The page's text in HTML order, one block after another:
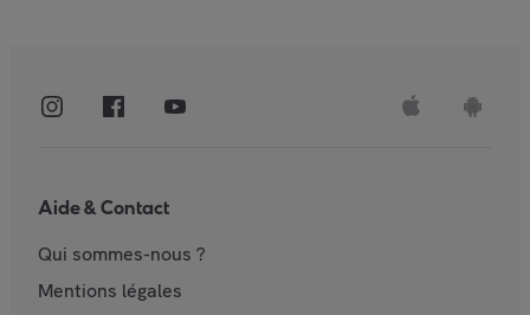
Aide & Contact
Qui sommes-nous ?
Mentions légales